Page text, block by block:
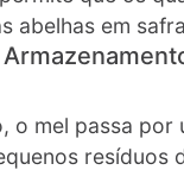
abelhas em
o mel passa por
resíduos